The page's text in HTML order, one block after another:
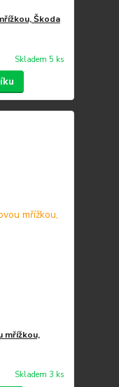
Škoda
Skladem 5 ks
mřížkou,
Skladem 3 ks